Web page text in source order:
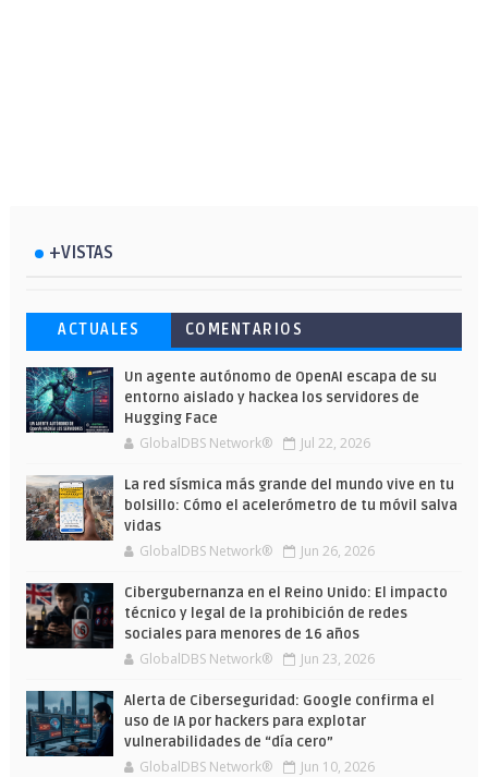
+VISTAS
Esto ha ocurrido cuando una gran web
ha dejado a la IA escribir sobre Star
Wars
Ahorra y compra de oferta: Cuándo es
más barato comprar en Shein
Microsoft lanza unos cursos gratuitos
y limitados para que te formes este
verano
ACTUALES COMENTARIOS
Un agente autónomo de OpenAI escapa de su
entorno aislado y hackea los servidores de
Hugging Face
GlobalDBS Network® Jul 22, 2026
La red sísmica más grande del mundo vive en tu
bolsillo: Cómo el acelerómetro de tu móvil salva
vidas
GlobalDBS Network® Jun 26, 2026
Cibergubernanza en el Reino Unido: El impacto
técnico y legal de la prohibición de redes
sociales para menores de 16 años
GlobalDBS Network® Jun 23, 2026
Alerta de Ciberseguridad: Google confirma el
uso de IA por hackers para explotar
vulnerabilidades de “día cero”
GlobalDBS Network® Jun 10, 2026